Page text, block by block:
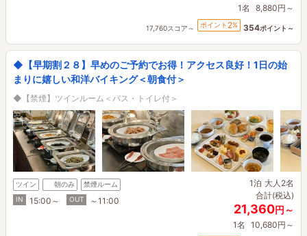
1名 8,880円～
17,760スコア～ ポイント 2% 354ポイント～
◆【早期割２８】早めのご予約でお得！アクセス良好！1日の始
まりに嬉しい和洋バイキング＜朝食付＞
◆【禁煙】ツインルーム＜バス・トイレ付＞
ツイン 朝のみ
禁煙ルーム
IN
15:00～ OUT ～11:00
1泊 大人2名
合計(税込)
21,360円～
1名 10,680円～